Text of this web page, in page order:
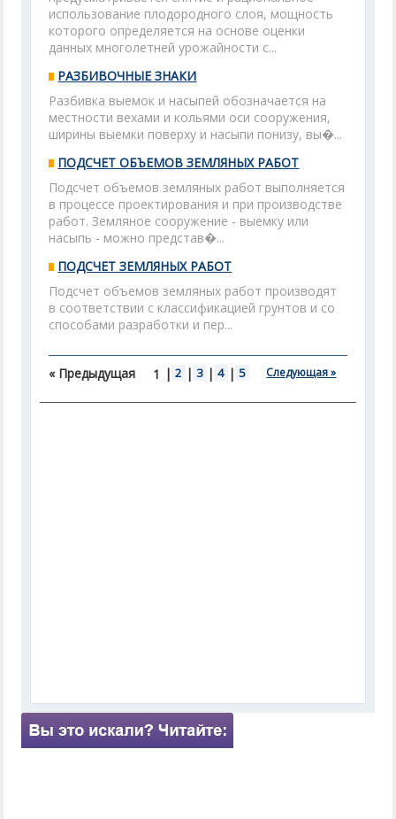
использование плодородного слоя, мощность
которого определяется на основе оценки
данных многолетней урожайности с...
РАЗБИВОЧНЫЕ ЗНАКИ
Разбивка выемок и насыпей обозначается на
местности вехами и кольями оси сооружения,
ширины выемки поверху и насыпи понизу, вы�...
ПОДСЧЕТ ОБЪЕМОВ ЗЕМЛЯНЫХ РАБОТ
Подсчет объемов земляных работ выполняется
в процессе проектирования и при производстве
работ. Земляное сооружение - выемку или
насыпь - можно представ�...
ПОДСЧЕТ ЗЕМЛЯНЫХ РАБОТ
Подсчет объемов земляных работ производят
в соответствии с классификацией грунтов и со
способами разработки и пер...
« Предыдущая 1 | 2 | 3 | 4 | 5 Следующая »